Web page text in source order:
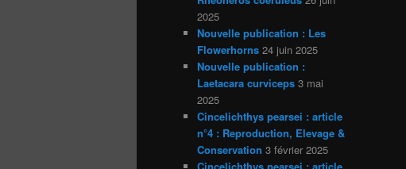
2025
Nouvelle publication : Les
Flowerhorns 24 juin 2025
Nouvelle publication :
Laetacara curviceps 3 mai
2025
Cincelichthys pearsei : article
n°4 : Reproduction, Elevage &
Conservation 3 février 2025